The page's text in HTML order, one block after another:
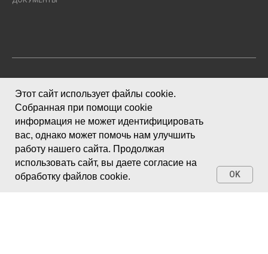
Этот сайт использует файлы cookie.
Собранная при помощи cookie
информация не может идентифицировать
вас, однако может помочь нам улучшить
работу нашего сайта. Продолжая
использовать сайт, вы даете согласие на
обработку файлов cookie.
OK
Схема проезда
+7 916 262 83 82
mskbuddha@yandex.ru